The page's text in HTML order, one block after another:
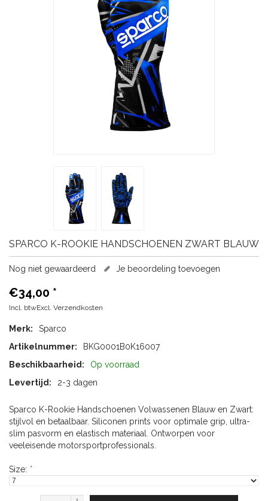
SPARCO K-ROOKIE HANDSCHOENEN ZWART BLAUW
Nog niet gewaardeerd Je beoordeling toevoegen
€34,00 *
Incl. btwExcl. Verzendkosten
Merk:
Sparco
Artikelnummer:
BKG0001B0K16007
Beschikbaarheid:
Op voorraad
Levertijd:
2-3 dagen
Sparco K-Rookie Handschoenen Volwassenen Blauw en Zwart:
stijlvol en betaalbaar. Siliconen prints voor optimale grip, ultra-
slim pasvorm en elastisch materiaal. Ontworpen voor
veeleisende motorsportprofessionals.
Size: *